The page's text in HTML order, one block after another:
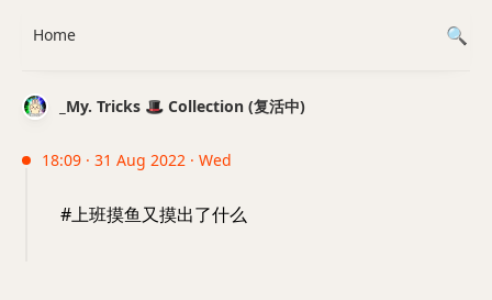
_My. Tricks 🎩 Collection (复活中)
18:09 · 31 Aug 2022 · Wed
#上班摸鱼又摸出了什么
Home